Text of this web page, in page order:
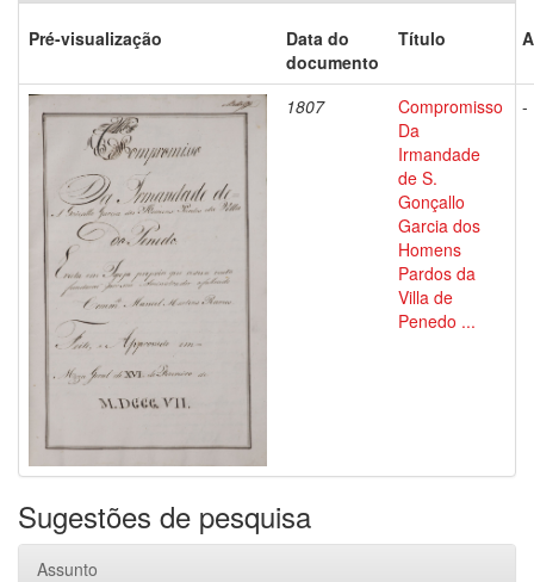
Pré-visualização
Data do
documento
Título
1807
Compromisso
Da
Irmandade
de S.
Gonçallo
Garcia dos
Homens
Pardos da
Villa de
Penedo ...
-
Sugestões de pesquisa
Assunto